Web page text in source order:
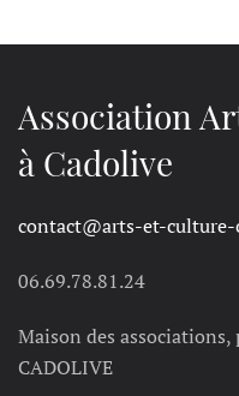
Association
à Cadolive
contact@arts-et-
06.69.78.81.24
Maison des
CADOLIVE